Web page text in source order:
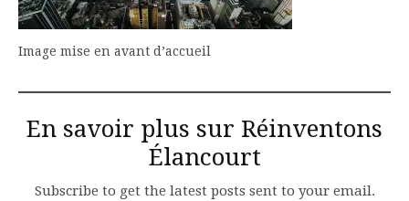
Image mise en avant d’accueil
En savoir plus sur Réinventons
Élancourt
Subscribe to get the latest posts sent to your email.